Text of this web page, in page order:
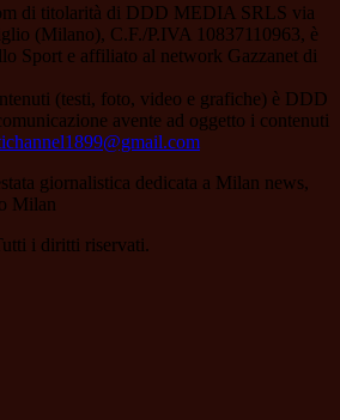
di titolarità di DDD MEDIA SRLS via
(Milano), C.F./P.IVA 10837110963, è
Sport e affiliato al network Gazzanet di
(testi, foto, video e grafiche) è DDD
avente ad oggetto i contenuti
giornalistica dedicata a Milan news,
Milan
i diritti riservati.